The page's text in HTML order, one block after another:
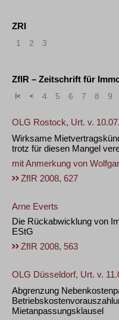
ZRI
1 2 3
ZfIR – Zeitschrift für
« < 4 5 6 7 8 9
OLG Rostock, Urt. v.
Wirksame
trotz für diesen Mangel
mit Anmerkung von
ZfIR 2008, 627
Arne Everts
Die Rückabwicklung von
EStG
ZfIR 2008, 563
OLG Düsseldorf, Urt. v.
Abgrenzung
Mietanpassungsklausel